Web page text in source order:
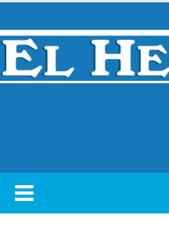
Skip
content